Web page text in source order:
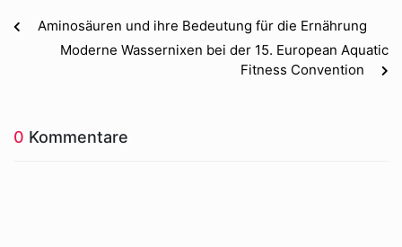
Aminosäuren und ihre Bedeutung für die Ernährung
Moderne Wassernixen bei der 15. European Aquatic
Fitness Convention
0 Kommentare